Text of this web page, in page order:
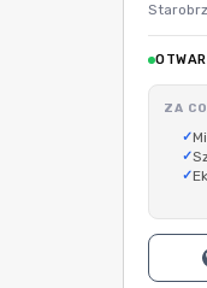
ZA